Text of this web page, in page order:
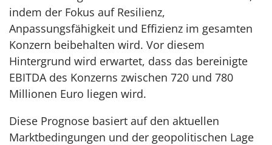
indem der Fokus auf Resilienz,
Anpassungsfähigkeit und Effizienz im gesamten
Konzern beibehalten wird. Vor diesem
Hintergrund wird erwartet, dass das bereinigte
EBITDA des Konzerns zwischen 720 und 780
Millionen Euro liegen wird.
Diese Prognose basiert auf den aktuellen
Marktbedingungen und der geopolitischen Lage